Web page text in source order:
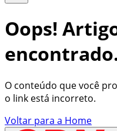
Oops!
O conteúdo que você
o link está incorreto.
Voltar para a Home